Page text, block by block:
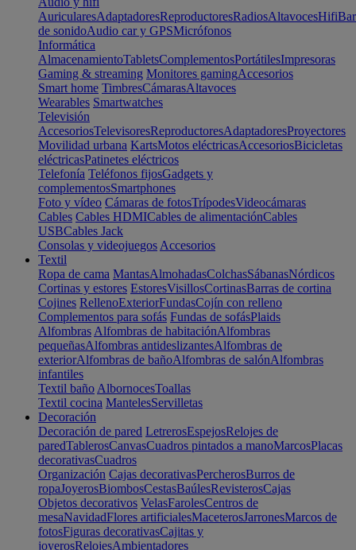
AuricularesAdaptadoresReproductoresRadiosAltavocesHifi
de sonidoAudio car y GPSMicrófonos
Informática
AlmacenamientoTabletsComplementosPortátilesImpresoras
Gaming & streaming Monitores gamingAccesorios
Smart home TimbresCámarasAltavoces
Wearables Smartwatches
Televisión
AccesoriosTelevisoresReproductoresAdaptadoresProyectores
Movilidad urbana KartsMotos eléctricasAccesoriosBicicletas
eléctricasPatinetes eléctricos
Telefonía Teléfonos fijosGadgets y
complementosSmartphones
Foto y vídeo Cámaras de fotosTrípodesVideocámaras
Cables Cables HDMICables de alimentaciónCables
USBCables Jack
Consolas y videojuegos Accesorios
Textil
Ropa de cama MantasAlmohadasColchasSábanasNórdicos
Cortinas y estores EstoresVisillosCortinasBarras de cortina
Cojines RellenoExteriorFundasCojín con relleno
Complementos para sofás Fundas de sofásPlaids
Alfombras Alfombras de habitaciónAlfombras
pequeñasAlfombras antideslizantesAlfombras de
exteriorAlfombras de bañoAlfombras de salónAlfombras
infantiles
Textil baño AlbornocesToallas
Textil cocina MantelesServilletas
Decoración
Decoración de pared LetrerosEspejosRelojes de
paredTablerosCanvasCuadros pintados a manoMarcosPlacas
decorativasCuadros
Organización Cajas decorativasPercherosBurros de
ropaJoyerosBiombosCestasBaúlesRevisterosCajas
Objetos decorativos VelasFarolesCentros de
mesaNavidadFlores artificialesMaceterosJarronesMarcos de
fotosFiguras decorativasCajitas y
joyerosRelojesAmbientadores